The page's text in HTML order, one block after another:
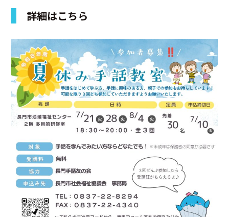
詳細はこちら